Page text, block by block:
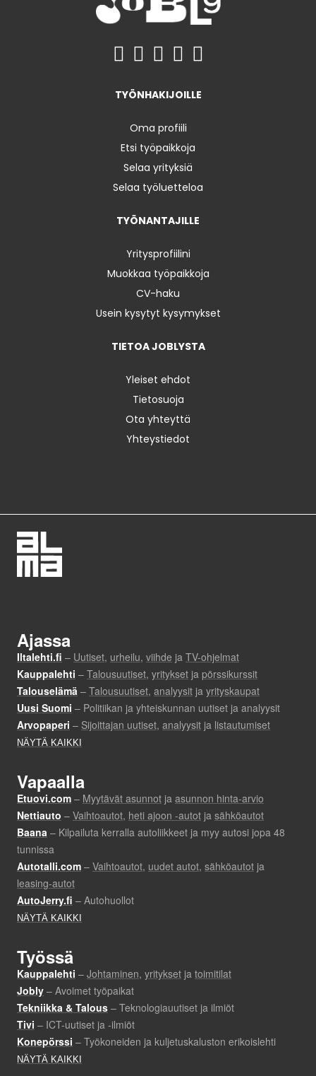
TYÖNHAKIJOILLE
Oma profiili
Etsi työpaikkoja
Selaa yrityksiä
Selaa työluetteloa
TYÖNANTAJILLE
Yritysprofiilini
Muokkaa työpaikkoja
CV-haku
Usein kysytyt kysymykset
TIETOA JOBLYSTA
Yleiset ehdot
Tietosuoja
Ota yhteyttä
Yhteystiedot